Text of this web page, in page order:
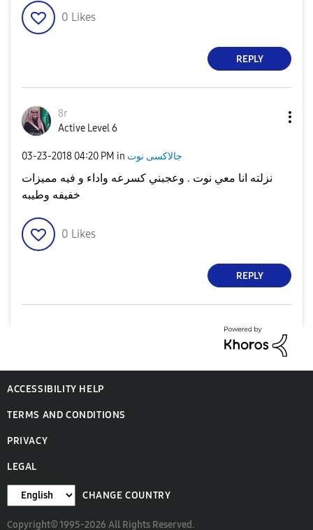
0 Likes
REPLY
8r
Active Level 6
‎03-23-2018 04:20 PM in جالاكسى نوت
نزلته انا معي نوت . وعجبني كسرعه واداء و فيه مميزات
خفيفه وطيبه
0 Likes
REPLY
ACCESSIBILITY HELP
TERMS AND CONDITIONS
PRIVACY
LEGAL
CHANGE COUNTRY
Copyright© 1995-2026 All Rights Reserved.